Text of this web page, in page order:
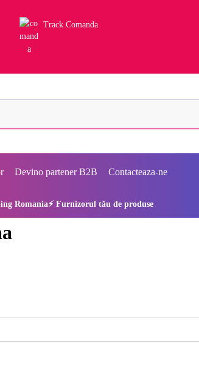
Track Comanda
Devino partener B2B Contacteaza-ne
Romania⚡ Furnizorul tău de produse